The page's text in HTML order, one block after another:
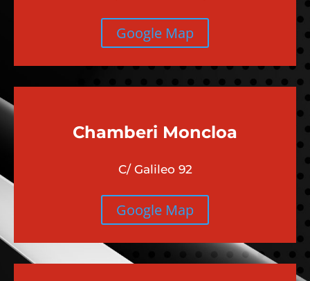
Google Map
Chamberi Moncloa
C/ Galileo 92
Google Map